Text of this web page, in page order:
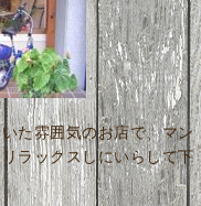
た雰囲気のお店で、マン
ラックスしにいらして下